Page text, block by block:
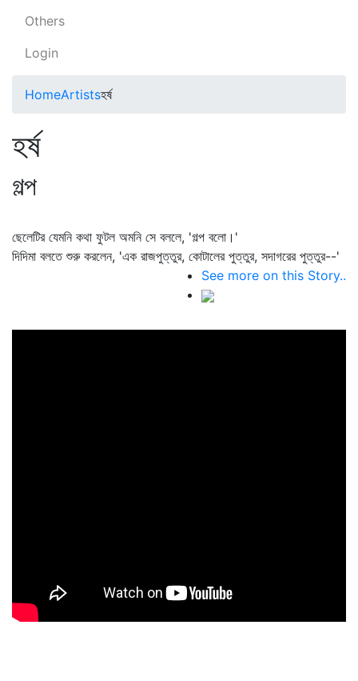
Others
Login
HomeArtistsহর্ষ
হর্ষ
গল্প
ছেলেটির যেমনি কথা ফুটল অমনি সে বললে, 'গল্প বলো।'
দিদিমা বলতে শুরু করলেন, 'এক রাজপুত্তুর, কোটালের পুত্তুর, সদাগরের পুত্তুর--'
See more on this Story..